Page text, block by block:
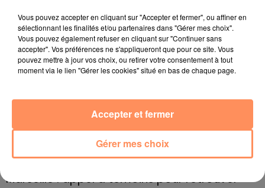
Marseille : une application pour mettre en
relation extras et...
27 juin 2022
Le cocholed pour jouer à la pétanque
10 mai 2022
Toulon : des quais électrifiés pour 2023 !
10 mai 2022
Cassis organise sa traditionnelle "Fête du vin"
Marseille : appel à témoins pour retrouver
Vous pouvez accepter en cliquant sur "Accepter et fermer", ou affiner en
sélectionnant les finalités et/ou partenaires dans "Gérer mes choix".
Vous pouvez également refuser en cliquant sur "Continuer sans
accepter". Vos préférences ne s'appliqueront que pour ce site. Vous
pouvez mettre à jour vos choix, ou retirer votre consentement à tout
moment via le lien "Gérer les cookies" situé en bas de chaque page.
Gérer mes choix
Accepter et fermer